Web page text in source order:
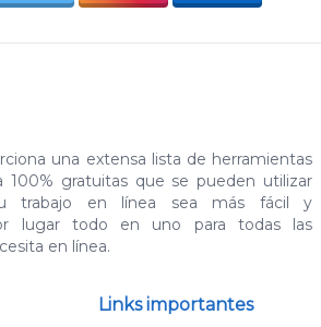
una extensa lista de herramientas
100% gratuitas que se pueden utilizar
trabajo en línea sea más fácil y
lugar todo en uno para todas las
en línea.
Links importantes